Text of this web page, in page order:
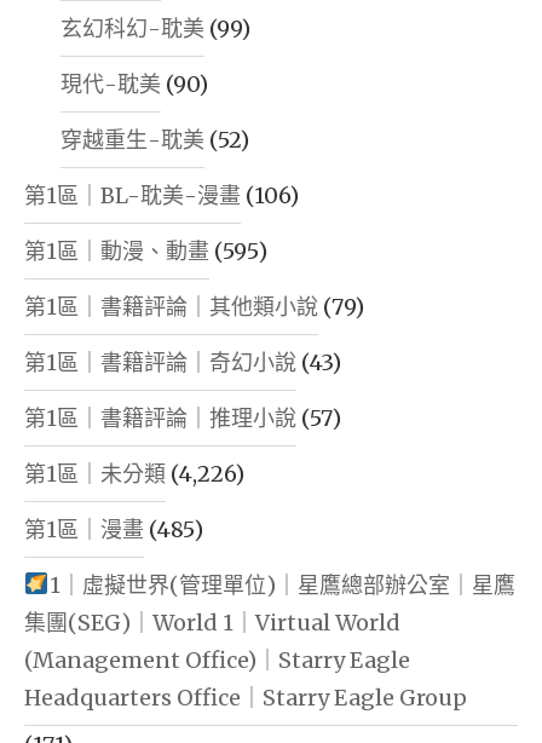
玄幻科幻-耽美 (99)
現代-耽美 (90)
穿越重生-耽美 (52)
第1區｜BL-耽美-漫畫 (106)
第1區｜動漫、動畫 (595)
第1區｜書籍評論｜其他類小說 (79)
第1區｜書籍評論｜奇幻小說 (43)
第1區｜書籍評論｜推理小說 (57)
第1區｜未分類 (4,226)
第1區｜漫畫 (485)
1｜虛擬世界(管理單位)｜星鷹總部辦公室｜星鷹
集團(SEG)｜World 1｜Virtual World
(Management Office)｜Starry Eagle
Headquarters Office｜Starry Eagle Group